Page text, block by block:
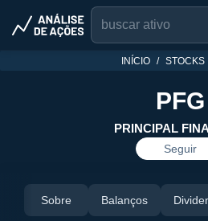
INÍCIO STOCKS
PFG
PRINCIPAL
Seguir
Sobre Balanços